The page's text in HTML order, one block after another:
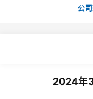
公
2024年